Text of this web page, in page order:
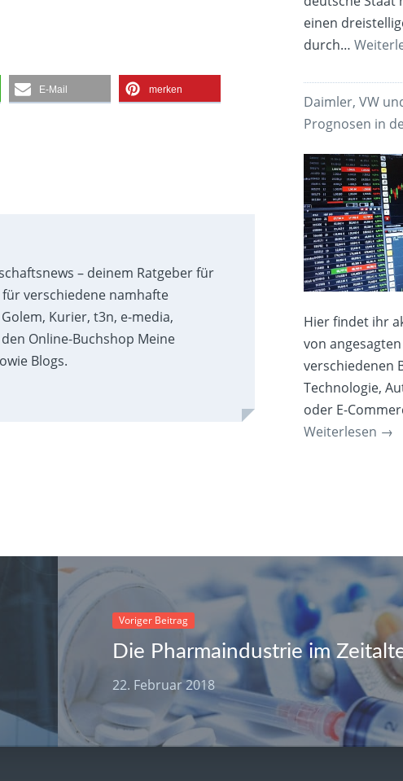
E-Mail merken
– deinem Ratgeber für
verschiedene namhafte
Kurier, t3n, e-media,
Online-Buchshop Meine
Blogs.
einen
durch…
Daimler, VW
Prognosen in
Hier findet ihr
von
verschiedenen
Technologie,
oder E-
Weiterlesen →
Voriger Beitrag
Die Pharmaindustrie im
22. Februar 2018